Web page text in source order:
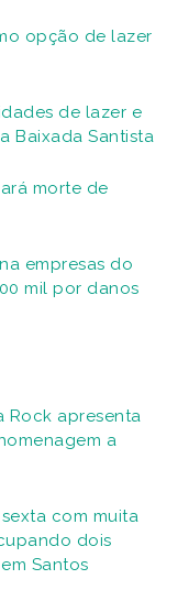
opção de lazer
de lazer e
Baixada Santista
morte de
empresas do
mil por danos
Rock apresenta
a
com muita
dois
Santos